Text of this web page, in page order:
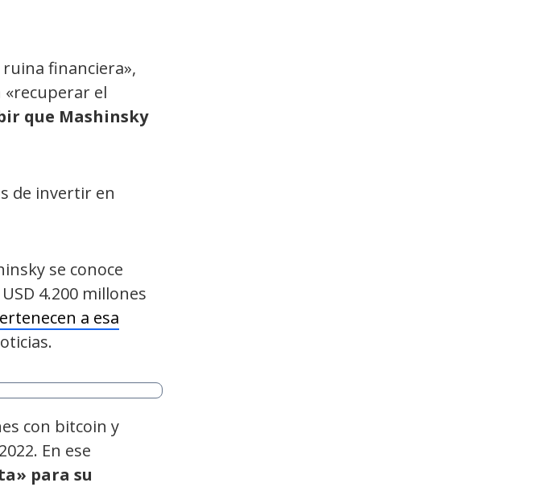
financiera»,
el
que Mashinsky
de invertir en
se conoce
4.200 millones
a esa
con bitcoin y
En ese
para su